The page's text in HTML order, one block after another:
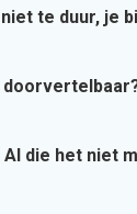
te duur, je
die het niet